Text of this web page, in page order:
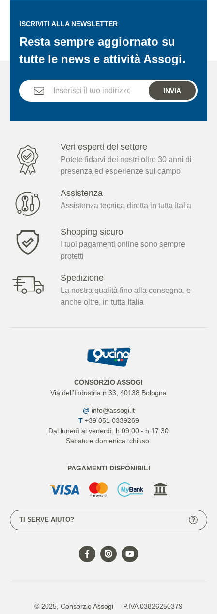
ISCRIVITI ALLA NEWSLETTER
Resta sempre aggiornato su
tutte le news e attività Assogi.
INVIA
Veri esperti del settore
Potete fidarvi dei nostri oltre 30 anni di
presenza ed esperienze sul campo
Assistenza
Assistenza tecnica diretta in tutta Italia
Shopping sicuro
I tuoi pagamenti online sono sempre
protetti
Spedizione
La nostra qualità fino alla consegna, e
anche oltre, in tutta Italia
CONSORZIO ASSOGI
Via dell’Industria n.33, 40138 Bologna
@ info@assogi.it
T +39 051 0339269
Dal lunedì al venerdì: h 09:00 - h 17:30
Sabato e domenica: chiuso.
PAGAMENTI DISPONIBILI
TI SERVE AIUTO?
© 2025, Consorzio Assogi
P.IVA 03826250379